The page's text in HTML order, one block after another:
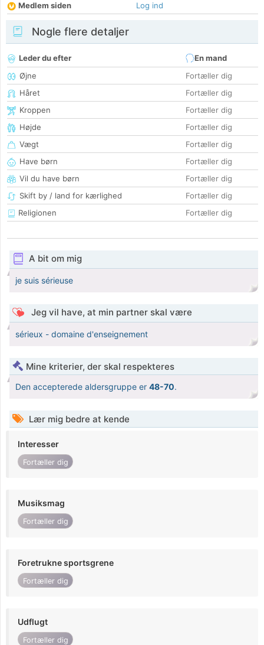
Medlem siden
Log ind
Nogle flere detaljer
Leder du efter
En mand
Øjne
Fortæller dig
Håret
Fortæller dig
Kroppen
Fortæller dig
Højde
Fortæller dig
Vægt
Fortæller dig
Have børn
Fortæller dig
Vil du have børn
Fortæller dig
Skift by / land for kærlighed
Fortæller dig
Religionen
Fortæller dig
A bit om mig
je suis sérieuse
Jeg vil have, at min partner skal være
sérieux - domaine d'enseignement
Mine kriterier, der skal respekteres
Den accepterede aldersgruppe er 48-70.
Lær mig bedre at kende
Interesser
Fortæller dig
Musiksmag
Fortæller dig
Foretrukne sportsgrene
Fortæller dig
Udflugt
Fortæller dig